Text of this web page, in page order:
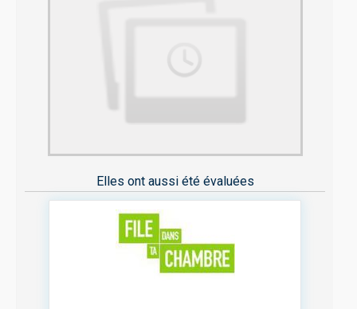
Elles ont aussi été évaluées